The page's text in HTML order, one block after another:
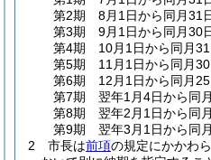
第2期 8月1日から同月31
第3期 9月1日から同月30
第4期 10月1日から同月31
第5期 11月1日から同月30
第6期 12月1日から同月25
第7期 翌年1月4日から同
第8期 翌年2月1日から同
第9期 翌年3月1日から同
2
市長は前項の規定にかかわら